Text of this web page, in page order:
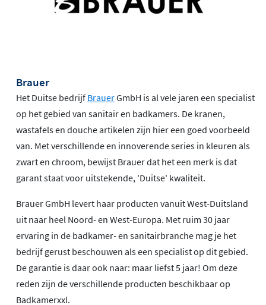
Brauer
Het Duitse bedrijf BrauerGmbH is al vele jaren een specialist
op het gebied van sanitair en badkamers. De kranen,
wastafels en douche artikelen zijn hier een goed voorbeeld
van. Met verschillende en innoverende series in kleuren als
zwart en chroom, bewijst Brauer dat het een merk is dat
garant staat voor uitstekende, 'Duitse' kwaliteit.
Brauer GmbH levert haar producten vanuit West-Duitsland
uit naar heel Noord- en West-Europa. Met ruim 30 jaar
ervaring in de badkamer- en sanitairbranche mag je het
bedrijf gerust beschouwen als een specialist op dit gebied.
De garantie is daar ook naar: maar liefst 5 jaar! Om deze
reden zijn de verschillende producten beschikbaar op
Badkamerxxl.